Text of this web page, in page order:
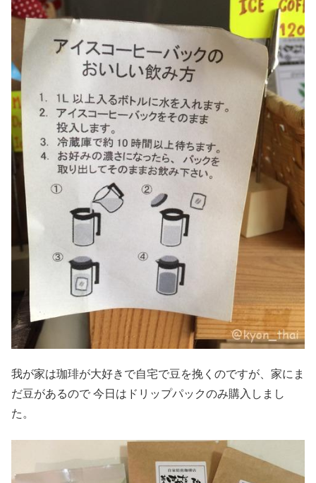
我が家は珈琲が大好きで自宅で豆を挽くのですが、家にま
だ豆があるので 今日はドリップパックのみ購入しまし
た。